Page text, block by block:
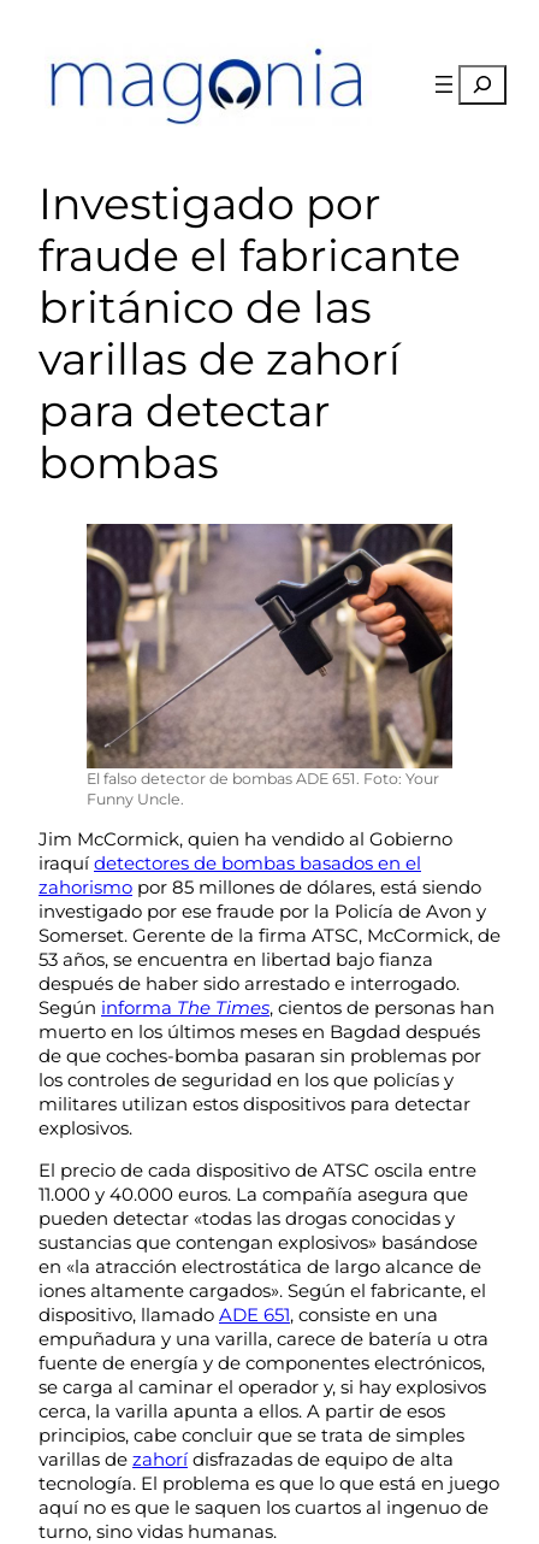
contenido
Buscar
Investigado por
fraude el fabricante
británico de las
varillas de zahorí
para detectar
bombas
El falso detector de bombas ADE 651. Foto: Your
Funny Uncle.
Jim McCormick, quien ha vendido al Gobierno
iraquídetectores de bombas basados en el
zahorismo por 85 millones de dólares, está siendo
investigado por ese fraude por la Policía de Avon y
Somerset. Gerente de la firma ATSC, McCormick, de
53 años, se encuentra en libertad bajo fianza
después de haber sido arrestado e interrogado.
Según informa The Times, cientos de personas han
muerto en los últimos meses en Bagdad después
de que coches-bomba pasaran sin problemas por
los controles de seguridad en los que policías y
militares utilizan estos dispositivos para detectar
explosivos.
El precio de cada dispositivo de ATSC oscila entre
11.000 y 40.000 euros. La compañía asegura que
pueden detectar «todas las drogas conocidas y
sustancias que contengan explosivos» basándose
en «la atracción electrostática de largo alcance de
iones altamente cargados». Según el fabricante, el
dispositivo, llamado ADE 651, consiste en una
empuñadura y una varilla, carece de batería u otra
fuente de energía y de componentes electrónicos,
se carga al caminar el operador y, si hay explosivos
cerca, la varilla apunta a ellos. A partir de esos
principios, cabe concluir que se trata de simples
varillas de zahorídisfrazadas de equipo de alta
tecnología. El problema es que lo que está en juego
aquí no es que le saquen los cuartos al ingenuo de
turno, sino vidas humanas.